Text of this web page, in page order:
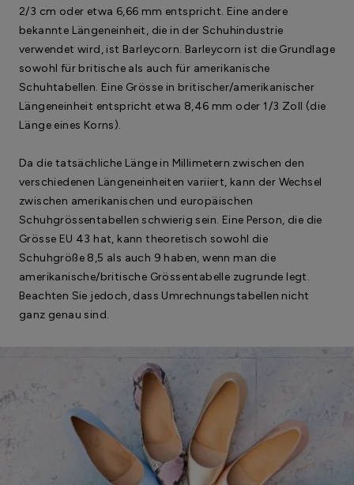
2/3 cm oder etwa 6,66 mm entspricht. Eine andere
bekannte Längeneinheit, die in der Schuhindustrie
verwendet wird, ist Barleycorn. Barleycorn ist die Grundlage
sowohl für britische als auch für amerikanische
Schuhtabellen. Eine Grösse in britischer/amerikanischer
Längeneinheit entspricht etwa 8,46 mm oder 1/3 Zoll (die
Länge eines Korns).
Da die tatsächliche Länge in Millimetern zwischen den
verschiedenen Längeneinheiten variiert, kann der Wechsel
zwischen amerikanischen und europäischen
Schuhgrössentabellen schwierig sein. Eine Person, die die
Grösse EU 43 hat, kann theoretisch sowohl die
Schuhgröße 8,5 als auch 9 haben, wenn man die
amerikanische/britische Grössentabelle zugrunde legt.
Beachten Sie jedoch, dass Umrechnungstabellen nicht
ganz genau sind.